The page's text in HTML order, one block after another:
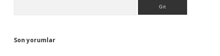
Son yorumlar